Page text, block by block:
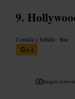
Comida y bebida • Bar
4,4
Imagen /